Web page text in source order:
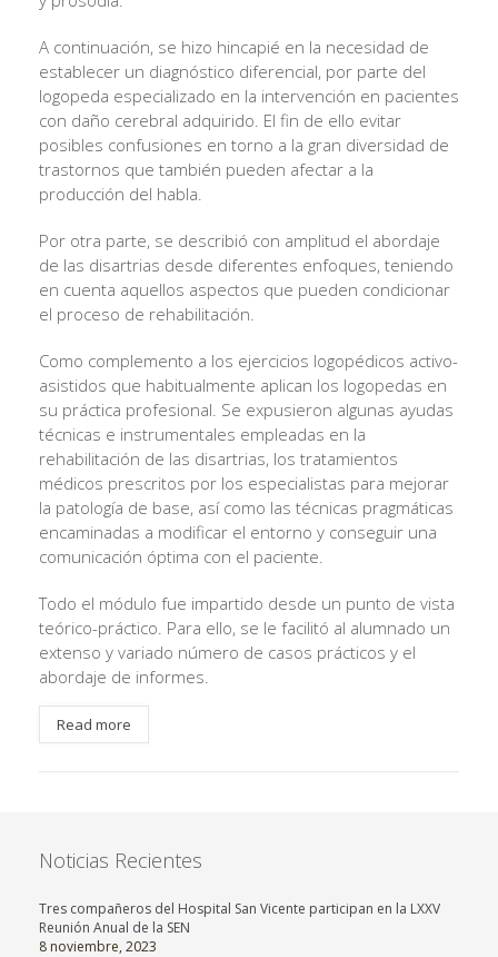
A continuación, se hizo hincapié en la necesidad de
establecer un diagnóstico diferencial, por parte del
logopeda especializado en la intervención en pacientes
con daño cerebral adquirido. El fin de ello evitar
posibles confusiones en torno a la gran diversidad de
trastornos que también pueden afectar a la
producción del habla.
Por otra parte, se describió con amplitud el abordaje
de las disartrias desde diferentes enfoques, teniendo
en cuenta aquellos aspectos que pueden condicionar
el proceso de rehabilitación.
Como complemento a los ejercicios logopédicos activo-
asistidos que habitualmente aplican los logopedas en
su práctica profesional. Se expusieron algunas ayudas
técnicas e instrumentales empleadas en la
rehabilitación de las disartrias, los tratamientos
médicos prescritos por los especialistas para mejorar
la patología de base, así como las técnicas pragmáticas
encaminadas a modificar el entorno y conseguir una
comunicación óptima con el paciente.
Todo el módulo fue impartido desde un punto de vista
teórico-práctico. Para ello, se le facilitó al alumnado un
extenso y variado número de casos prácticos y el
abordaje de informes.
Read more
Noticias Recientes
Tres compañeros del Hospital San Vicente participan en la LXXV
Reunión Anual de la SEN
8 noviembre, 2023